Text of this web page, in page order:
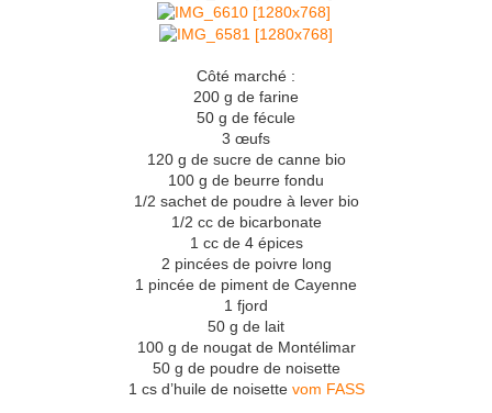
Côté marché :
200 g de farine
50 g de fécule
3 œufs
120 g de sucre de canne bio
100 g de beurre fondu
1/2 sachet de poudre à lever bio
1/2 cc de bicarbonate
1 cc de 4 épices
2 pincées de poivre long
1 pincée de piment de Cayenne
1 fjord
50 g de lait
100 g de nougat de Montélimar
50 g de poudre de noisette
1 cs d’huile de noisette vom FASS